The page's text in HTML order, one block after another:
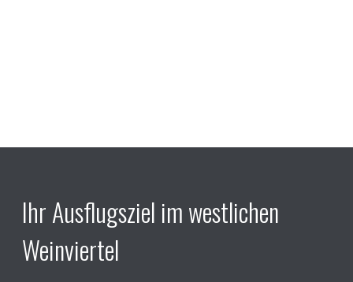
Ihr Ausflugsziel im westlichen
Weinviertel